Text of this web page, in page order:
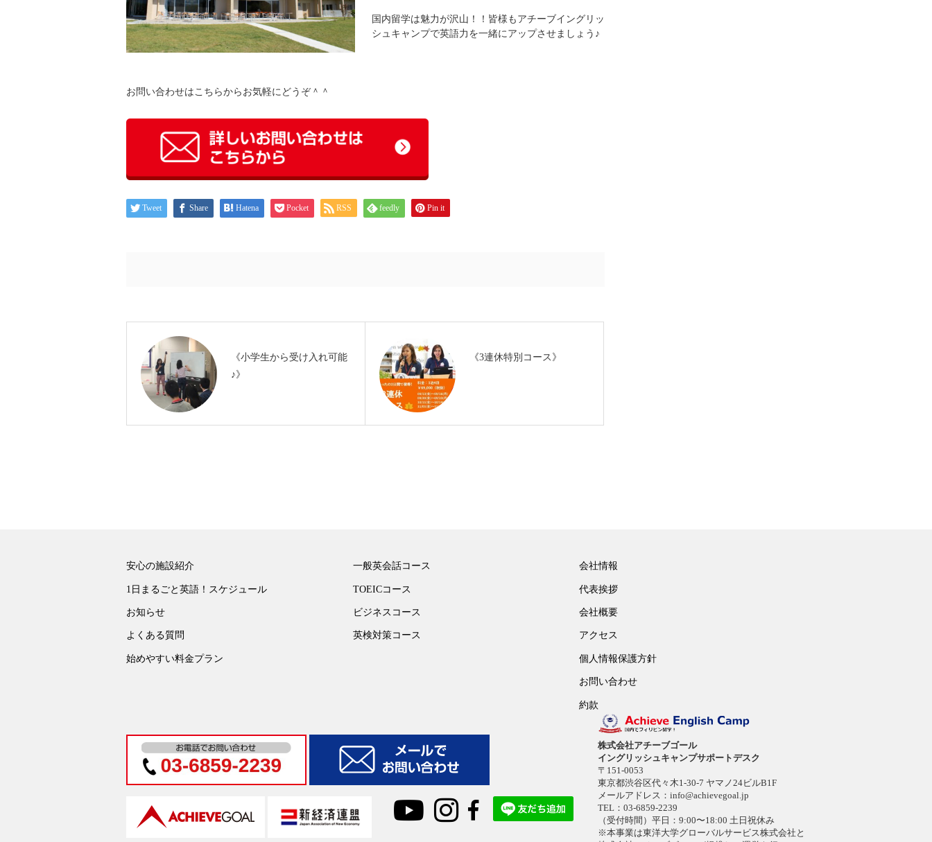
国内留学は魅力が沢山！！皆様もアチーブイングリッ
シュキャンプで英語力を一緒にアップさせましょう♪
お問い合わせはこちらからお気軽にどうぞ＾＾
Tweet Share Hatena Pocket RSS feedly Pin it
《小学生から受け入れ可能
♪》
《3連休特別コース》
安心の施設紹介
1日まるごと英語！スケジュール
お知らせ
よくある質問
始めやすい料金プラン
一般英会話コース
TOEICコース
ビジネスコース
英検対策コース
会社情報
代表挨拶
会社概要
アクセス
個人情報保護方針
お問い合わせ
約款
株式会社アチーブゴール
イングリッシュキャンプサポートデスク
〒151-0053
東京都渋谷区代々木1-30-7 ヤマノ24ビルB1F
メールアドレス： info@achievegoal.jp
TEL：03-6859-2239
（受付時間）平日：9:00〜18:00 土日祝休み
※本事業は東洋大学グローバルサービス株式会社と